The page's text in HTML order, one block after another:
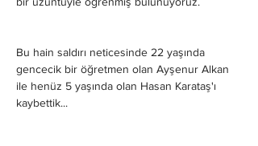
Bu hain saldırı neticesinde 22 yaşında
gencecik bir öğretmen olan Ayşenur Alkan
ile henüz 5 yaşında olan Hasan Karataş'ı
kaybettik...